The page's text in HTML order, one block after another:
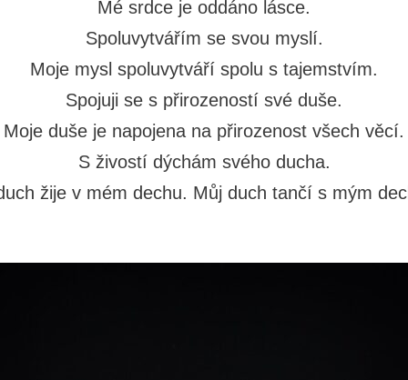
Mé srdce je oddáno lásce.
Spoluvytvářím se svou myslí.
Moje mysl spoluvytváří spolu s tajemstvím.
Spojuji se s přirozeností své duše.
Moje duše je napojena na přirozenost všech věcí.
S živostí dýchám svého ducha.
žije v mém dechu. Můj duch tančí s mým